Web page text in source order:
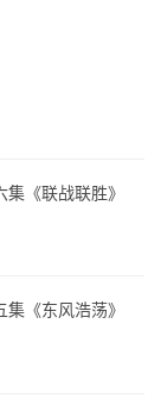
集《联战联胜》
集《东风浩荡》